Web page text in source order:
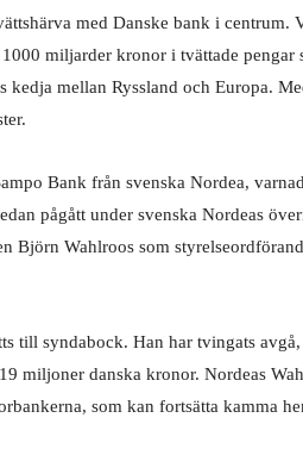
med Danske bank i centrum.
miljarder kronor i tvättade pengar
mellan Ryssland och Europa.
Bank från svenska Nordea,
pågått under svenska Nordeas
Björn Wahlroos som
till syndabock. Han har tvingats
miljoner danska kronor. Nordeas
som kan fortsätta kamma